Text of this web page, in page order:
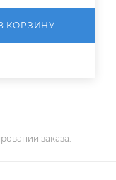
КОРЗИНУ
заказа.